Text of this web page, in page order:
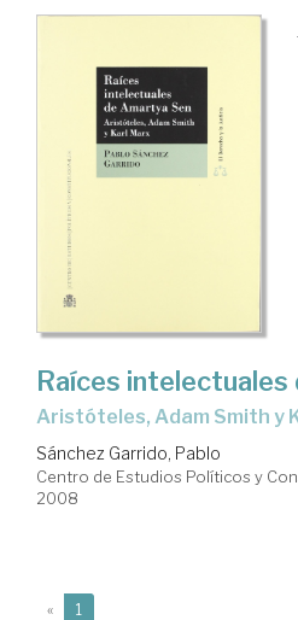
Raíces intelectuales
Aristóteles, Adam Smith y
Sánchez Garrido, Pablo
Centro de Estudios Políticos y
2008
« 1